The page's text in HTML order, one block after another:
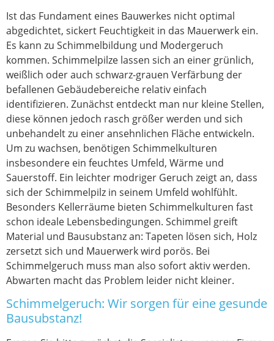
Ist das Fundament eines Bauwerkes nicht optimal
abgedichtet, sickert Feuchtigkeit in das Mauerwerk ein.
Es kann zu Schimmelbildung und Modergeruch
kommen. Schimmelpilze lassen sich an einer grünlich,
weißlich oder auch schwarz-grauen Verfärbung der
befallenen Gebäudebereiche relativ einfach
identifizieren. Zunächst entdeckt man nur kleine Stellen,
diese können jedoch rasch größer werden und sich
unbehandelt zu einer ansehnlichen Fläche entwickeln.
Um zu wachsen, benötigen Schimmelkulturen
insbesondere ein feuchtes Umfeld, Wärme und
Sauerstoff. Ein leichter modriger Geruch zeigt an, dass
sich der Schimmelpilz in seinem Umfeld wohlfühlt.
Besonders Kellerräume bieten Schimmelkulturen fast
schon ideale Lebensbedingungen. Schimmel greift
Material und Bausubstanz an: Tapeten lösen sich, Holz
zersetzt sich und Mauerwerk wird porös. Bei
Schimmelgeruch muss man also sofort aktiv werden.
Abwarten macht das Problem leider nicht kleiner.
Schimmelgeruch: Wir sorgen für eine gesunde
Bausubstanz!